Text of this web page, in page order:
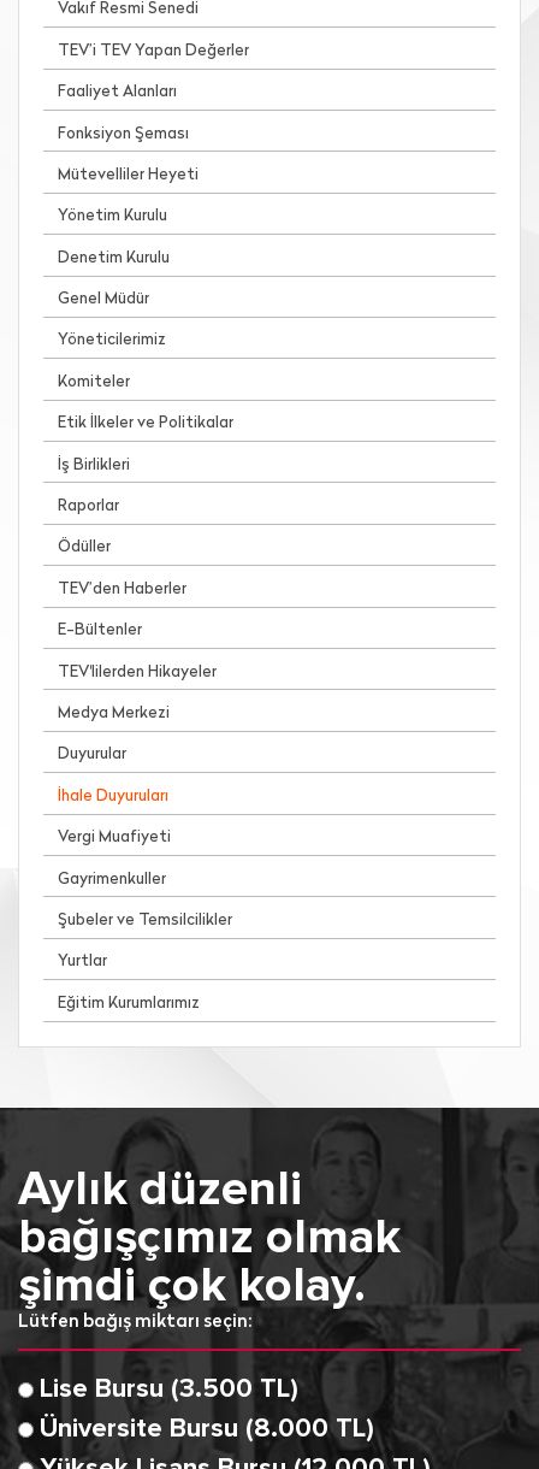
Vakıf Resmi Senedi
TEV’i TEV Yapan Değerler
Faaliyet Alanları
Fonksiyon Şeması
Mütevelliler Heyeti
Yönetim Kurulu
Denetim Kurulu
Genel Müdür
Yöneticilerimiz
Komiteler
Etik İlkeler ve Politikalar
İş Birlikleri
Raporlar
Ödüller
TEV’den Haberler
E-Bültenler
TEV'lilerden Hikayeler
Medya Merkezi
Duyurular
İhale Duyuruları
Vergi Muafiyeti
Gayrimenkuller
Şubeler ve Temsilcilikler
Yurtlar
Eğitim Kurumlarımız
Aylık düzenli
bağışçımız olmak
şimdi çok kolay.
Lütfen bağış miktarı seçin:
Lise Bursu (3.500 TL)
Üniversite Bursu (8.000 TL)